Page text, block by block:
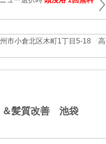
市小倉北区木町1丁目5-18 高
＆髪質改善 池袋